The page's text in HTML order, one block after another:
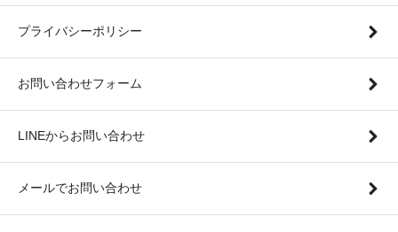
プライバシーポリシー
お問い合わせフォーム
LINEからお問い合わせ
メールでお問い合わせ